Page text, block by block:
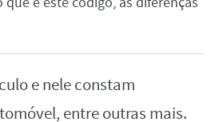
e nele constam
entre outras mais.